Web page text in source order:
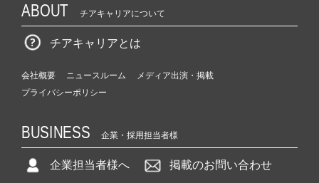
ABOUT チアキャリアについて
チアキャリアとは
会社概要 ニュースルーム
メディア出演・掲載
プライバシーポリシー
BUSINESS 企業・採用担当者様
企業担当者様へ 掲載のお問い合わせ